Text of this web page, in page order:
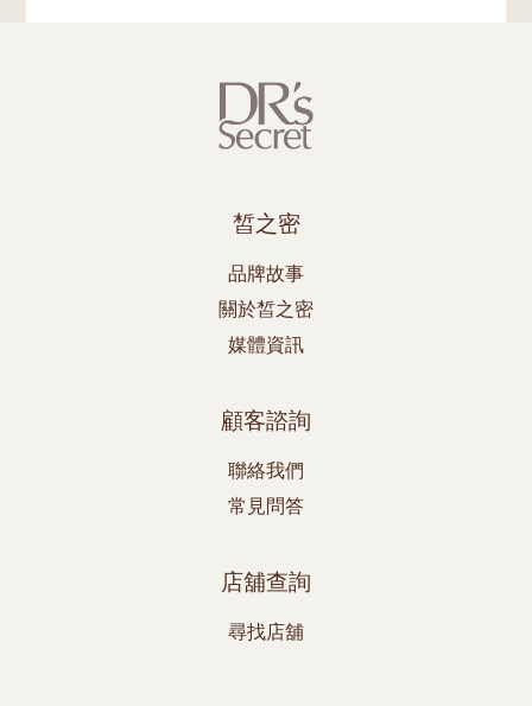
皙之密
品牌故事
關於皙之密
媒體資訊
顧客諮詢
聯絡我們
常見問答
店舖查詢
尋找店舖